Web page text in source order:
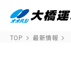
TOP 最新情報